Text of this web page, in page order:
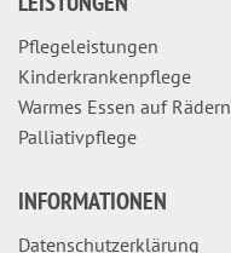
Pflegeleistungen
Kinderkrankenpflege
Warmes Essen auf Rädern
Palliativpflege
INFORMATIONEN
Datenschutzerklärung